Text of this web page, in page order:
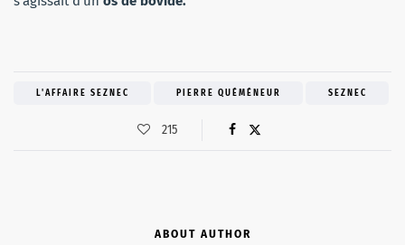
L'AFFAIRE SEZNEC PIERRE QUÉMÉNEUR SEZNEC
215
ABOUT AUTHOR